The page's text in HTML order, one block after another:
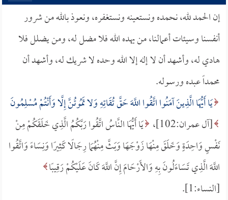
إن الحمد لله، نحمده ونستعينه ونستغفره، ونعوذ بالله من شرور
أنفسنا وسيئات أعمالنا، من يهده الله فلا مضل له، ومن يضلل فلا
هادي له، وأشهد أن لا إله إلا الله وحده لا شريك له، وأشهد أن
محمداً عبده ورسوله.
يَا أَيُّهَا الَّذِينَ آمَنُوا اتَّقُوا اللَّهَ حَقَّ تُقَاتِهِ وَلا تَمُوتُنَّ إِلَّا وَأَنْتُمْ مُسْلِمُونَ
[آل عمران:102]،
يَا أَيُّهَا النَّاسُ اتَّقُوا رَبَّكُمُ الَّذِي خَلَقَكُمْ مِنْ
نَفْسٍ وَاحِدَةٍ وَخَلَقَ مِنْهَا زَوْجَهَا وَبَثَّ مِنْهُمَا رِجَالًا كَثِيرًا وَنِسَاءً وَاتَّقُوا
اللَّهَ الَّذِي تَسَاءَلُونَ بِهِ وَالأَرْحَامَ إِنَّ اللَّهَ كَانَ عَلَيْكُمْ رَقِيبًا
[النساء:1].